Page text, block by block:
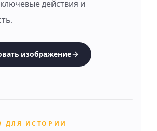
действия и
изображение
ДЛЯ ИСТОРИИ